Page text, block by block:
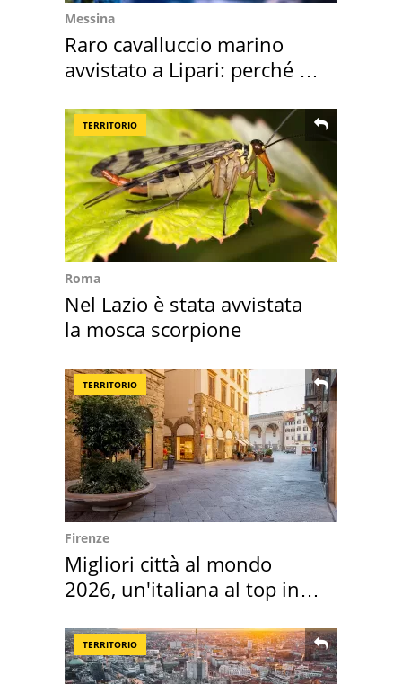
Messina
Raro cavalluccio marino
avvistato a Lipari: perché è
TERRITORIO
Roma
Nel Lazio è stata avvistata
la mosca scorpione
TERRITORIO
Firenze
Migliori città al mondo
2026, un'italiana al top in
TERRITORIO